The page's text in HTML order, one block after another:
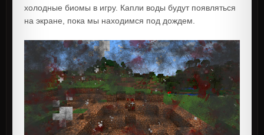
холодные биомы в игру. Капли воды будут появляться
на экране, пока мы находимся под дождем.